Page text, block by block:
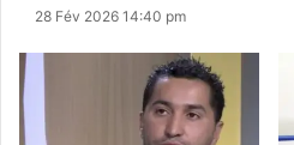
28 Fév 2026 14:40 pm